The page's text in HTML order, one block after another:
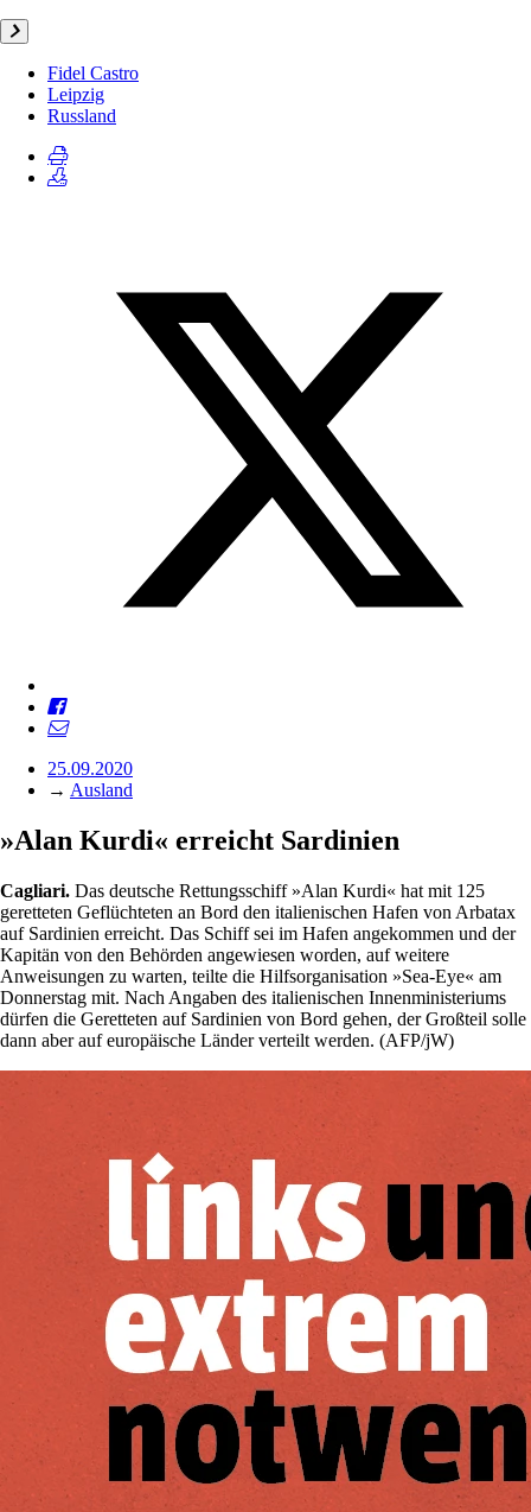
Fidel Castro
Leipzig
Russland
25.09.2020
→ Ausland
»Alan Kurdi« erreicht Sardinien
Cagliari. Das deutsche Rettungsschiff »Alan Kurdi« hat mit 125
geretteten Geflüchteten an Bord den italienischen Hafen von Arbatax
auf Sardinien erreicht. Das Schiff sei im Hafen angekommen und der
Kapitän von den Behörden angewiesen worden, auf weitere
Anweisungen zu warten, teilte die Hilfsorganisation »Sea-Eye« am
Donnerstag mit. Nach Angaben des italienischen Innenministeriums
dürfen die Geretteten auf Sardinien von Bord gehen, der Großteil solle
dann aber auf europäische Länder verteilt werden. (AFP/jW)